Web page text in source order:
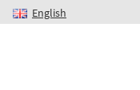
English